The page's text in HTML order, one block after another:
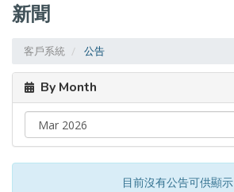
新聞
客戶系統 公告
By Month
目前沒有公告可供顯示